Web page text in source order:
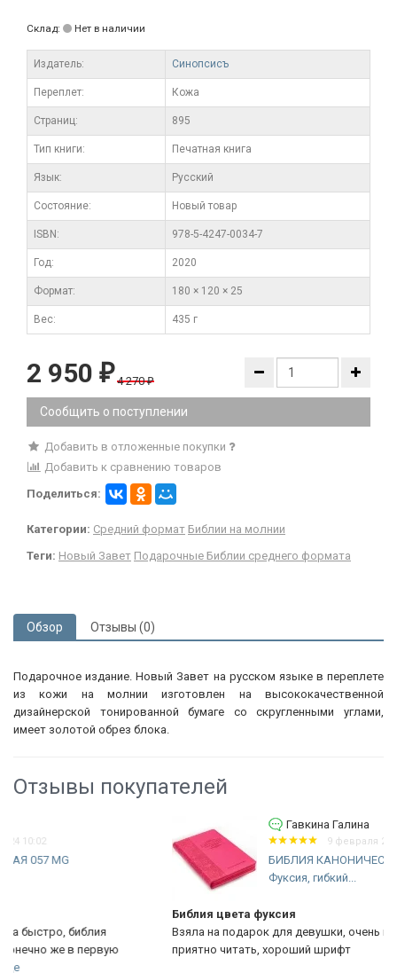
Склад: Нет в наличии
Издатель: Синопсисъ
Переплет: Кожа
Cтраниц: 895
Тип книги: Печатная книга
Язык: Русский
Состояние: Новый товар
ISBN: 978-5-4247-0034-7
Год: 2020
Формат: 180 × 120 × 25
Вес: 435 г
2 950 ₽ 4 270₽
Сообщить о поступлении
Добавить в отложенные покупки
Добавить к сравнению товаров
Поделиться:
Категории: Средний формат Библии на молнии
Теги: Новый Завет Подарочные Библии среднего формата
Обзор Отзывы (0)
Подарочное издание. Новый Завет на русском языке в переплете
из кожи на молнии изготовлен на высококачественной
дизайнерской тонированной бумаге со скругленными углами,
имеет золотой обрез блока.
Отзывы покупателей
9 февраля 2023 21:11
БИБЛИЯ КАНОНИЧЕСКАЯ 055 MZTiG
Фуксия, гибкий...
Взяла на подарок для девушки, очень красивая Библия,
приятно читать, хороший шрифт